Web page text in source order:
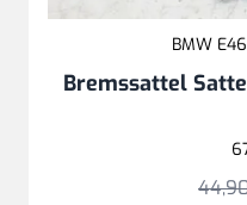
BMW
Bremssattel